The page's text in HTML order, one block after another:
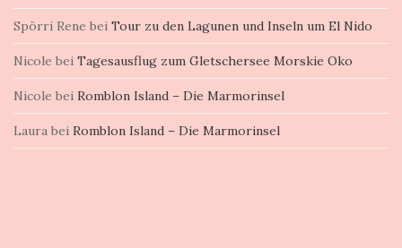
Spörri Rene bei Tour zu den Lagunen und Inseln um El Nido
Nicole bei Tagesausflug zum Gletschersee Morskie Oko
Nicole bei Romblon Island – Die Marmorinsel
Laura bei Romblon Island – Die Marmorinsel